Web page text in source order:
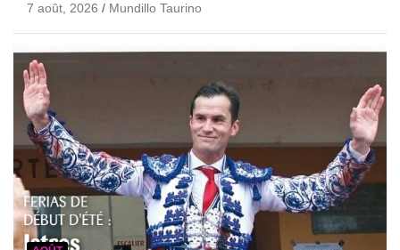
7 août, 2026 Mundillo Taurino